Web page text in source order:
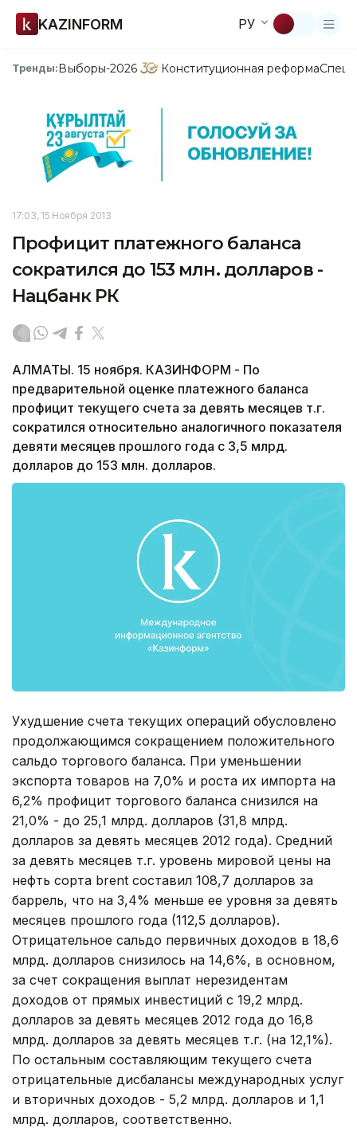
KAZINFORM РУ
Тренды:Выборы-2026 Конституционная реформа
17:03, 15 Ноября 2013
Профицит платежного баланса
сократился до 153 млн. долларов -
Нацбанк РК
АЛМАТЫ. 15 ноября. КАЗИНФОРМ - По
предварительной оценке платежного баланса
профицит текущего счета за девять месяцев т.г.
сократился относительно аналогичного показателя
девяти месяцев прошлого года с 3,5 млрд.
долларов до 153 млн. долларов.
Ухудшение счета текущих операций обусловлено
продолжающимся сокращением положительного
сальдо торгового баланса. При уменьшении
экспорта товаров на 7,0% и роста их импорта на
6,2% профицит торгового баланса снизился на
21,0% - до 25,1 млрд. долларов (31,8 млрд.
долларов за девять месяцев 2012 года). Средний
за девять месяцев т.г. уровень мировой цены на
нефть сорта brent составил 108,7 долларов за
баррель, что на 3,4% меньше ее уровня за девять
месяцев прошлого года (112,5 долларов).
Отрицательное сальдо первичных доходов в 18,6
млрд. долларов снизилось на 14,6%, в основном,
за счет сокращения выплат нерезидентам
доходов от прямых инвестиций с 19,2 млрд.
долларов за девять месяцев 2012 года до 16,8
млрд. долларов за девять месяцев т.г. (на 12,1%).
По остальным составляющим текущего счета
отрицательные дисбалансы международных услуг
и вторичных доходов - 5,2 млрд. долларов и 1,1
млрд. долларов, соответственно.